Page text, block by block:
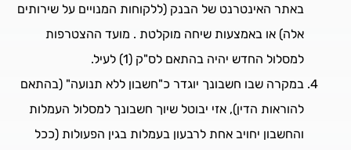
באתר האינטרנט של הבנק (ללקוחות המנויים על שירותים
אלה) או באמצעות שיחה מוקלטת . מועד ההצטרפות
למסלול החדש יהיה בהתאם לס"ק (1) לעיל.
במקרה שבו חשבונך יוגדר כ"חשבון ללא תנועה" (בהתאם
להוראות הדין), אזי יבוטל שיוך חשבונך למסלול העמלות
והחשבון יחויב אחת לרבעון בעמלות בגין הפעולות (ככל